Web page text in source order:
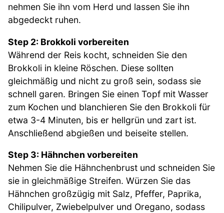
nehmen Sie ihn vom Herd und lassen Sie ihn
abgedeckt ruhen.
Step 2: Brokkoli vorbereiten
Während der Reis kocht, schneiden Sie den
Brokkoli in kleine Röschen. Diese sollten
gleichmäßig und nicht zu groß sein, sodass sie
schnell garen. Bringen Sie einen Topf mit Wasser
zum Kochen und blanchieren Sie den Brokkoli für
etwa 3-4 Minuten, bis er hellgrün und zart ist.
Anschließend abgießen und beiseite stellen.
Step 3: Hähnchen vorbereiten
Nehmen Sie die Hähnchenbrust und schneiden Sie
sie in gleichmäßige Streifen. Würzen Sie das
Hähnchen großzügig mit Salz, Pfeffer, Paprika,
Chilipulver, Zwiebelpulver und Oregano, sodass